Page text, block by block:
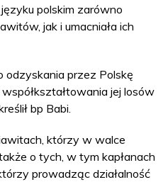
polskim zarówno
jak i umacniała ich
odzyskania przez Polskę
jej losów
bp Babi.
którzy w walce
o tych, w tym kapłanach
prowadząc działalność